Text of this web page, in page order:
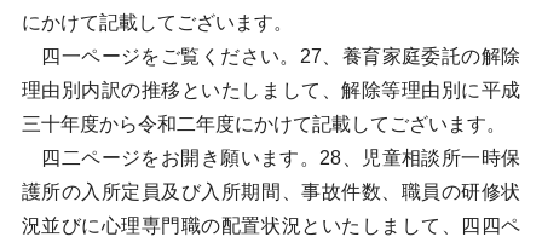
にかけて記載してございます。
四一ページをご覧ください。27、養育家庭委託の解除
理由別内訳の推移といたしまして、解除等理由別に平成
三十年度から令和二年度にかけて記載してございます。
四二ページをお開き願います。28、児童相談所一時保
護所の入所定員及び入所期間、事故件数、職員の研修状
況並びに心理専門職の配置状況といたしまして、四四ペ